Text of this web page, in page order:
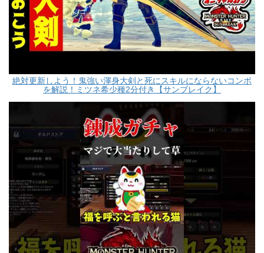
絶対更新しよう！鬼強い渾身大剣と死にスキルにならないコンボ
を解説！ミツネ希少種2分付き【サンブレイク】